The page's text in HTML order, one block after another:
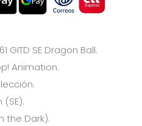
GITD SE Dragon Ball.
Animation.
(SE).
the Dark).